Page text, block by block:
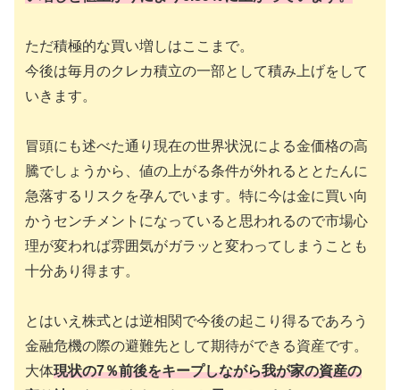
ただ積極的な買い増しはここまで。
今後は毎月のクレカ積立の一部として積み上げをして
いきます。
冒頭にも述べた通り現在の世界状況による金価格の高
騰でしょうから、値の上がる条件が外れるととたんに
急落するリスクを孕んでいます。特に今は金に買い向
かうセンチメントになっていると思われるので市場心
理が変われば雰囲気がガラッと変わってしまうことも
十分あり得ます。
とはいえ株式とは逆相関で今後の起こり得るであろう
金融危機の際の避難先として期待ができる資産です。
大体現状の7％前後をキープしながら我が家の資産の